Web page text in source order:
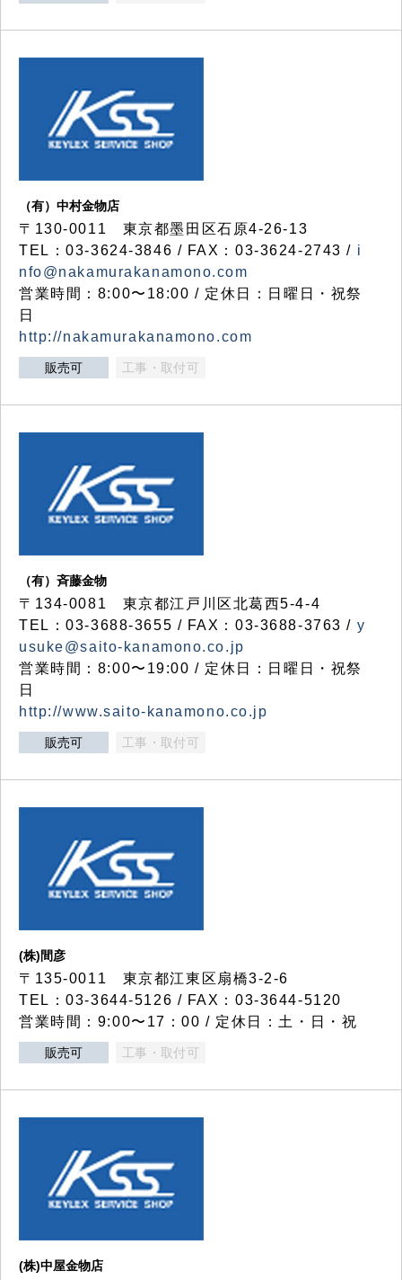
（有）中村金物店
〒130-0011 東京都墨田区石原4-26-13
TEL：03-3624-3846 / FAX：03-3624-2743 / i
nfo@nakamurakanamono.com
営業時間：8:00〜18:00 / 定休日：日曜日・祝祭
日
http://nakamurakanamono.com
販売可 工事・取付可
（有）斉藤金物
〒134-0081 東京都江戸川区北葛西5-4-4
TEL：03-3688-3655 / FAX：03-3688-3763 / y
usuke@saito-kanamono.co.jp
営業時間：8:00〜19:00 / 定休日：日曜日・祝祭
日
http://www.saito-kanamono.co.jp
販売可 工事・取付可
(株)間彦
〒135-0011 東京都江東区扇橋3-2-6
TEL：03-3644-5126 / FAX：03-3644-5120
営業時間：9:00〜17：00 / 定休日：土・日・祝
販売可 工事・取付可
(株)中屋金物店